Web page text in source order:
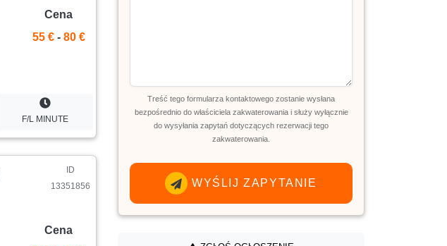
Cena
55 € - 80 €
F/L MINUTE
ID
13351856
Cena
Treść tego formularza kontaktowego zostanie wysłana
bezpośrednio do właściciela zakwaterowania i służy wyłącznie
do wysyłania zapytań dotyczących rezerwacji tego
zakwaterowania.
WYŚLIJ ZAPYTANIE